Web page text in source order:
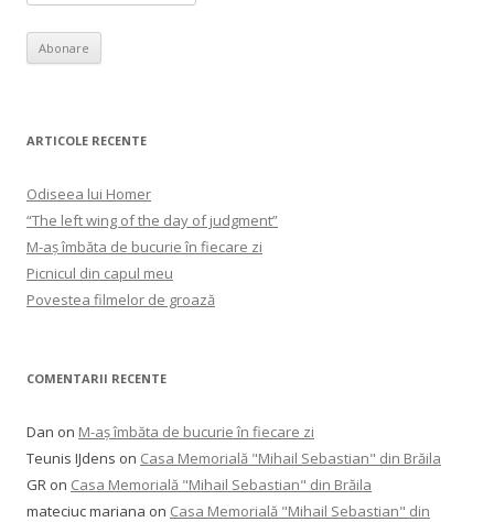
ARTICOLE RECENTE
Odiseea lui Homer
“The left wing of the day of judgment”
M-aș îmbăta de bucurie în fiecare zi
Picnicul din capul meu
Povestea filmelor de groază
COMENTARII RECENTE
Dan on M-aș îmbăta de bucurie în fiecare zi
Teunis IJdens on Casa Memorială "Mihail Sebastian" din Brăila
GR on Casa Memorială "Mihail Sebastian" din Brăila
mateciuc mariana on Casa Memorială "Mihail Sebastian" din